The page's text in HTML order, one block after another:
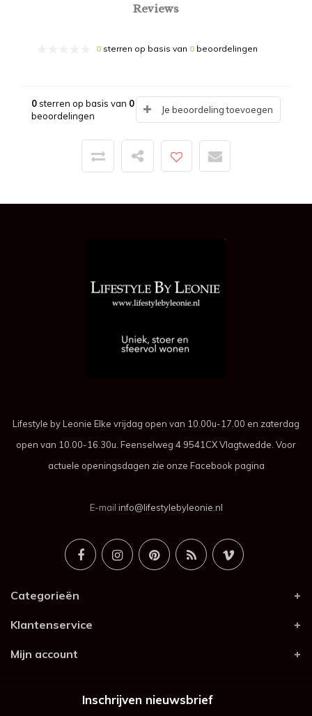
Reviews
0 sterren op basis van 0 beoordelingen
0sterren op basis van 0
beoordelingen
Je beoordeling toevoegen
Lifestyle by Leonie Elke vrijdag open van 10.00u-17.00 en zaterdag
open van 10.00-16.30u. Feenselweg 4 9541CX Vlagtwedde. Voor
actuele openingsdagen zie onze Facebook pagina
E-mail info@lifestylebyleonie.nl
Categorieën
Klantenservice
Mijn account
Inschrijven nieuwsbrief